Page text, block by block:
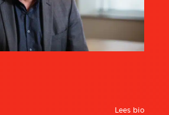
Lees bio